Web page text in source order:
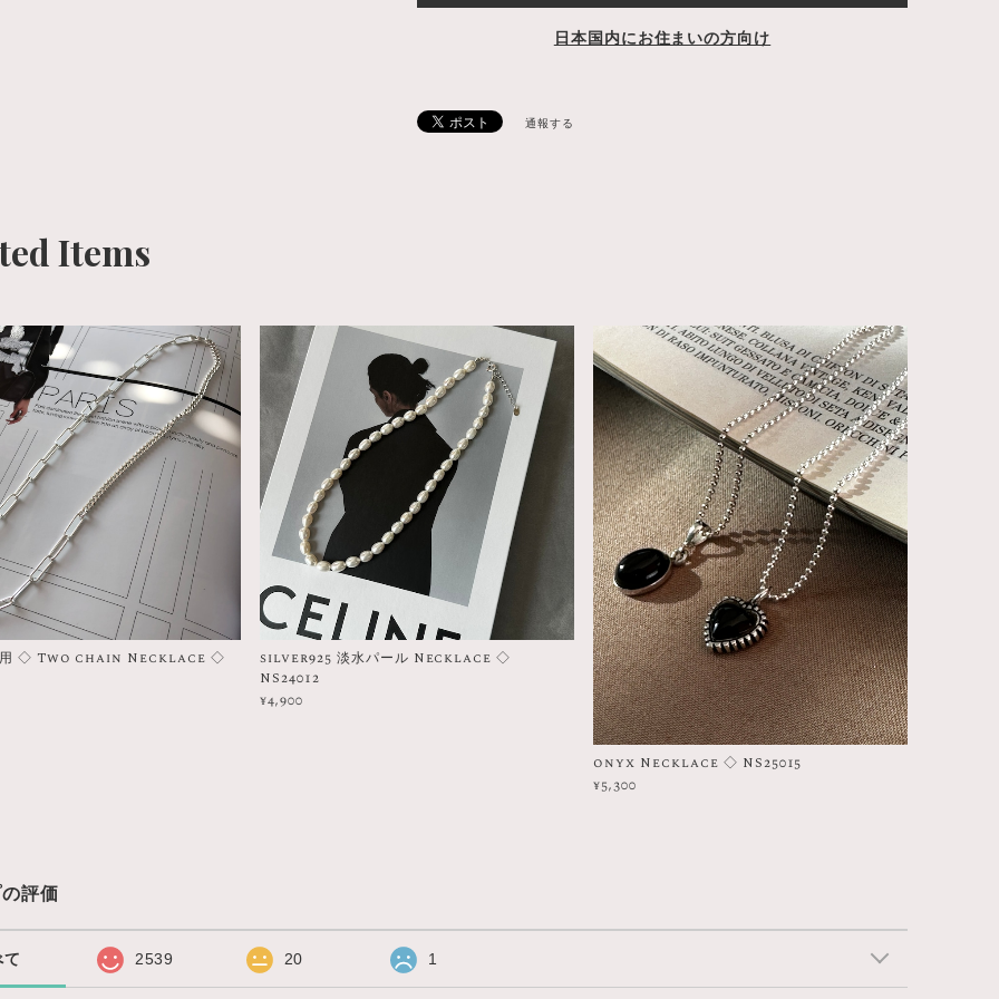
日本国内にお住まいの方向け
通報する
Items
用 ◇ Two chain Necklace ◇
silver925 淡水パール Necklace ◇
NS24012
¥4,900
onyx Necklace ◇ NS25015
¥5,300
評価
て 2539 20 1